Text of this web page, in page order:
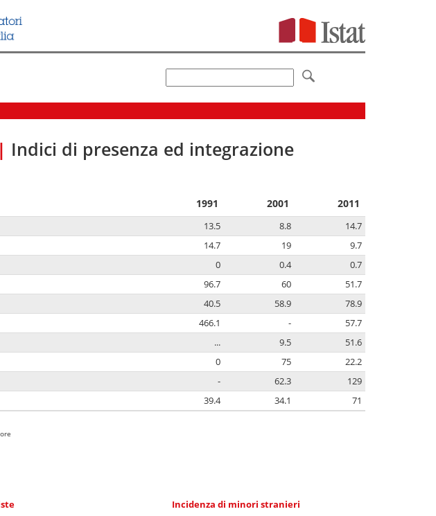
| Indici di presenza ed integrazione
1991 2001 2011
13.5 8.8
14.7
14.7 19
9.7
0 0.4
0.7
96.7 60
51.7
40.5 58.9
78.9
466.1 -
57.7
... 9.5
51.6
0 75
22.2
- 62.3
129
39.4 34.1 71
Incidenza di minori stranieri